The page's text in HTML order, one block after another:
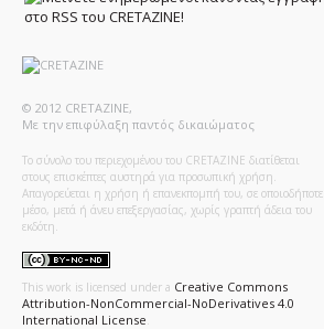
© 2012 CRETAZINE,
Με την επιφύλαξη παντός δικαιώματος
Το σύνολο του περιεχομένου του CRETAZINE διατίθεται
στους επισκέπτες αυστηρά για προσωπική χρήση.
Απαγορεύεται η χρήση ή επανεκπομπή του, σε οποιοδήποτε
μέσο, μετά ή άνευ επεξεργασίας, χωρίς γραπτή άδεια του
εκδότη.
This work is licensed under a Creative Commons
Attribution-NonCommercial-NoDerivatives 4.0
International License